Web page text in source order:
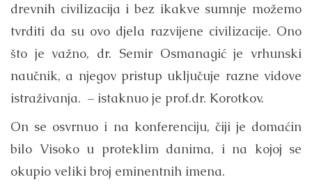
drevnih civilizacija i bez ikakve sumnje možemo
tvrditi da su ovo djela razvijene civilizacije. Ono
što je važno, dr. Semir Osmanagić je vrhunski
naučnik, a njegov pristup uključuje razne vidove
istraživanja. – istaknuo je prof.dr. Korotkov.
On se osvrnuo i na konferenciju, čiji je domaćin
bilo Visoko u proteklim danima, i na kojoj se
okupio veliki broj eminentnih imena.